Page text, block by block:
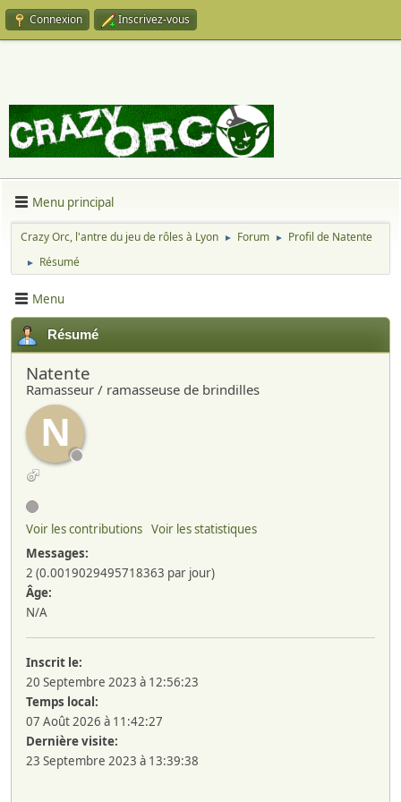
Connexion Inscrivez-vous
Menu principal
Crazy Orc, l'antre du jeu de rôles à Lyon ► Forum ► Profil de Natente
► Résumé
Menu
Résumé
Natente
Ramasseur / ramasseuse de brindilles
N
Voir les contributions Voir les statistiques
Messages:
2 (0.0019029495718363 par jour)
Âge:
N/A
Inscrit le:
20 Septembre 2023 à 12:56:23
Temps local:
07 Août 2026 à 11:42:27
Dernière visite:
23 Septembre 2023 à 13:39:38